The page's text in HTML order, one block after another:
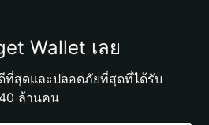
Wallet เลย
ที่สุดและปลอดภัยที่สุดที่ได้รับ
ล้านคน